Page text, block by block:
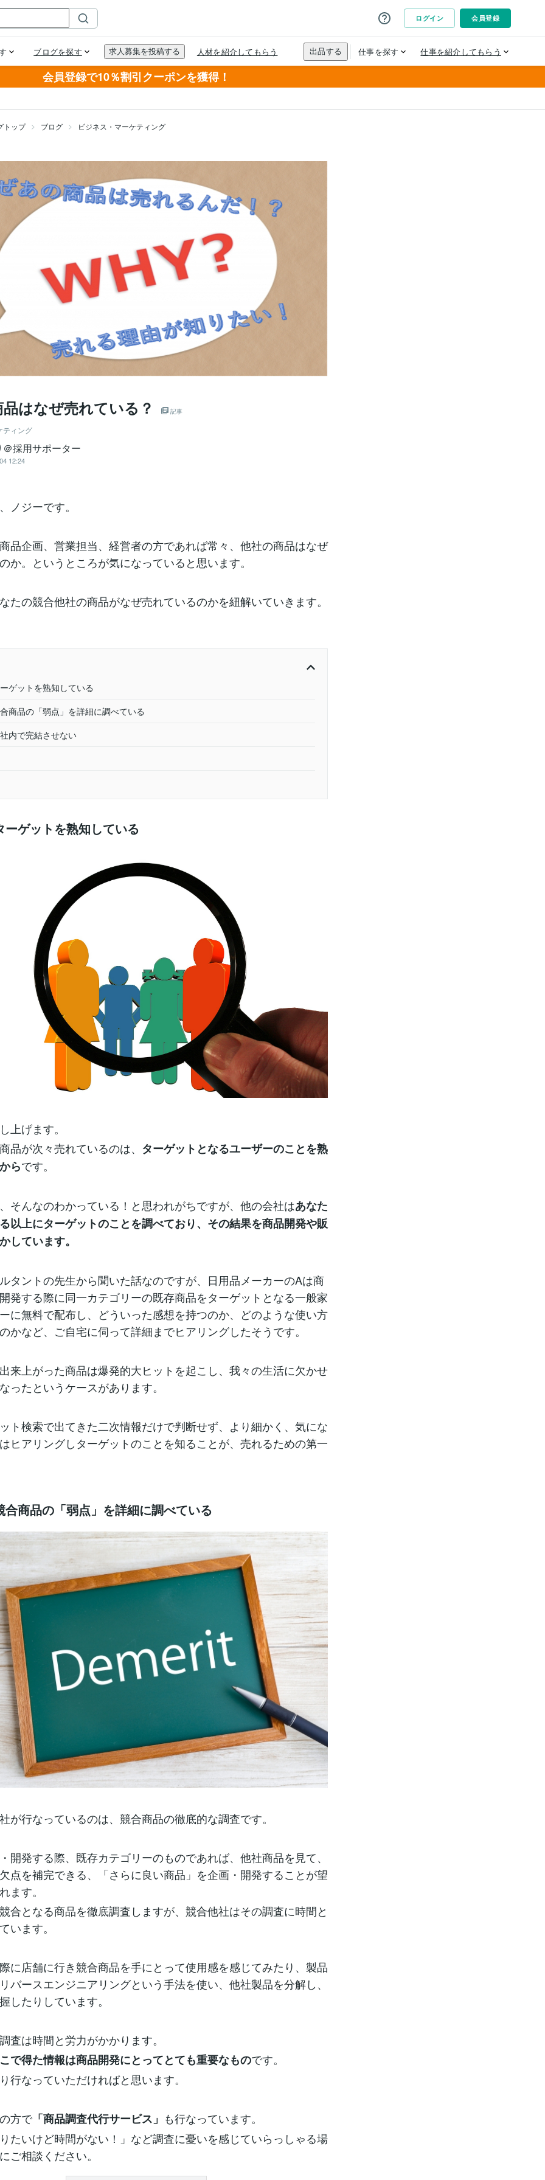
会員登録で10％割引クーポンを獲得！
トップ ブログ ビジネス・マーケティング
はなぜ売れている？ 記事
ティング
採用サポーター
12:24
ノジーです。
品企画、営業担当、経営者の方であれば常々、他社の商品はなぜ
か。というところが気になっていると思います。
たの競合他社の商品がなぜ売れているのかを紐解いていきます。
ゲットを熟知している
商品の「弱点」を詳細に調べている
内で完結させない
ーゲットを熟知している
上げます。
品が次々売れているのは、 ターゲットとなるユーザーのことを熟
らです。
そんなのわかっている！と思われがちですが、他の会社はあなた
以上にターゲットのことを調べており、その結果を商品開発や販
しています。
タントの先生から聞いた話なのですが、日用品メーカーのAは商
発する際に同一カテゴリーの既存商品をターゲットとなる一般家
に無料で配布し、どういった感想を持つのか、どのような使い方
かなど、ご自宅に伺って詳細までヒアリングしたそうです。
来上がった商品は爆発的大ヒットを起こし、我々の生活に欠かせ
ったというケースがあります。
ト検索で出てきた二次情報だけで判断せず、より細かく、気にな
ヒアリングしターゲットのことを知ることが、売れるための第一
合商品の「弱点」を詳細に調べている
が行なっているのは、競合商品の徹底的な調査です。
開発する際、既存カテゴリーのものであれば、他社商品を見て、
点を補完できる、「さらに良い商品」を企画・開発することが望
ます。
合となる商品を徹底調査しますが、競合他社はその調査に時間と
います。
に店舗に行き競合商品を手にとって使用感を感じてみたり、製品
バースエンジニアリングという手法を使い、他社製品を分解し、
したりしています。
査は時間と労力がかかります。
で得た情報は商品開発にとってとても重要なものです。
行なっていただければと思います。
方で「商品調査代行サービス」 も行なっています。
たいけど時間がない！」など調査に憂いを感じていらっしゃる場
ご相談ください。